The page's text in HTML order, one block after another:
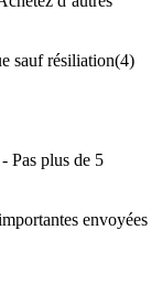
sauf résiliation(4)
- Pas plus de 5
envoyées